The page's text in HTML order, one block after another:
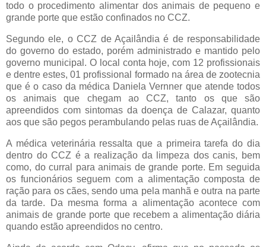
todo o procedimento alimentar dos animais de pequeno e
grande porte que estão confinados no CCZ.
Segundo ele, o CCZ de Açailândia é de responsabilidade
do governo do estado, porém administrado e mantido pelo
governo municipal. O local conta hoje, com 12 profissionais
e dentre estes, 01 profissional formado na área de zootecnia
que é o caso da médica Daniela Vernner que atende todos
os animais que chegam ao CCZ, tanto os que são
apreendidos com sintomas da doença de Calazar, quanto
aos que são pegos perambulando pelas ruas de Açailândia.
A médica veterinária ressalta que a primeira tarefa do dia
dentro do CCZ é a realização da limpeza dos canis, bem
como, do curral para animais de grande porte. Em seguida
os funcionários seguem com a alimentação composta de
ração para os cães, sendo uma pela manhã e outra na parte
da tarde. Da mesma forma a alimentação acontece com
animais de grande porte que recebem a alimentação diária
quando estão apreendidos no centro.